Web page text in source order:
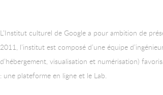
L’Institut culturel de Google a pour ambition de
2011, l’institut est composé d’une équipe
d’hébergement, visualisation et numérisation)
: une plateforme en ligne et le Lab.